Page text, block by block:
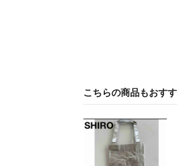
こちらの商品もおす